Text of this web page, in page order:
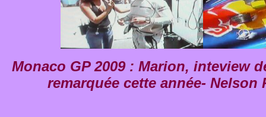
Monaco GP 2009 : Marion, inteview
remarquée cette année-